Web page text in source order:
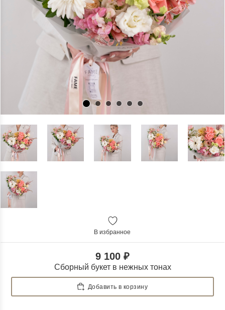
В избранное
9 100 ₽
Сборный букет в нежных тонах
Добавить в корзину